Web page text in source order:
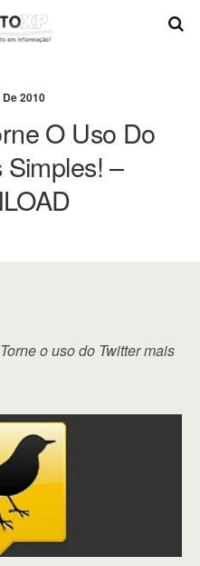
2010
O Uso Do
Simples! –
o uso do Twitter mais